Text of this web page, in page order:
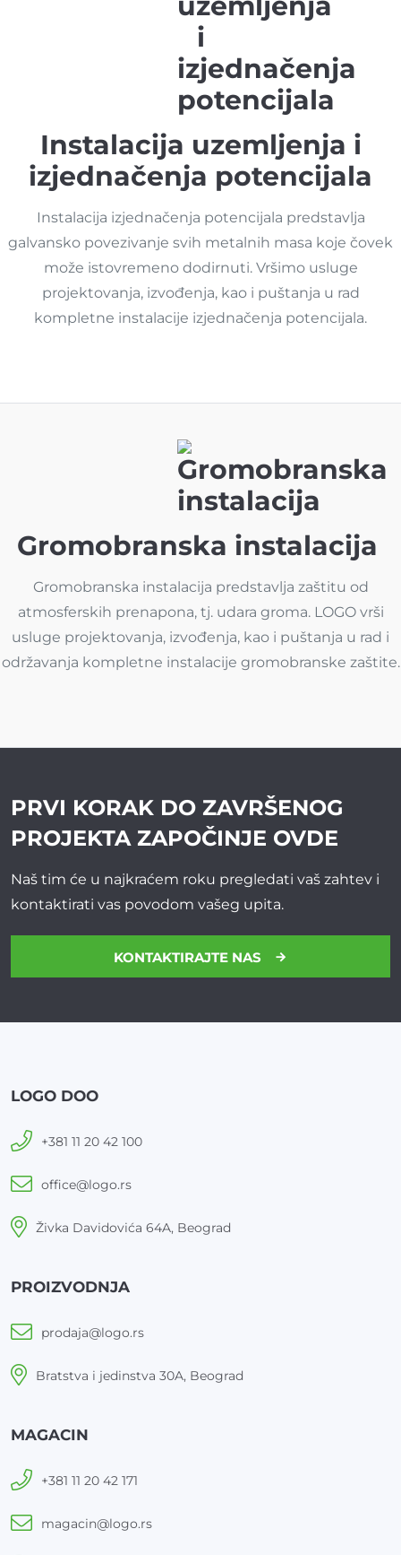
Instalacija uzemljenja i
izjednačenja potencijala
Instalacija izjednačenja potencijala predstavlja
galvansko povezivanje svih metalnih masa koje čovek
može istovremeno dodirnuti. Vršimo usluge
projektovanja, izvođenja, kao i puštanja u rad
kompletne instalacije izjednačenja potencijala.
Gromobranska instalacija
Gromobranska instalacija predstavlja zaštitu od
atmosferskih prenapona, tj. udara groma. LOGO vrši
usluge projektovanja, izvođenja, kao i puštanja u rad i
održavanja kompletne instalacije gromobranske zaštite.
PRVI KORAK DO ZAVRŠENOG
PROJEKTA ZAPOČINJE OVDE
Naš tim će u najkraćem roku pregledati vaš zahtev i
kontaktirati vas povodom vašeg upita.
KONTAKTIRAJTE NAS
LOGO DOO
+381 11 20 42 100
office@logo.rs
Živka Davidovića 64A, Beograd
PROIZVODNJA
prodaja@logo.rs
Bratstva i jedinstva 30A, Beograd
MAGACIN
+381 11 20 42 171
magacin@logo.rs